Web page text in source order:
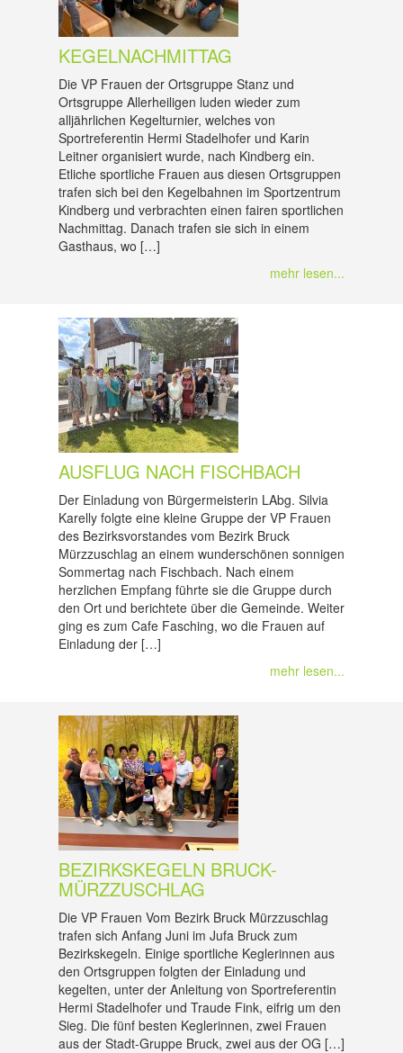
KEGELNACHMITTAG
Die VP Frauen der Ortsgruppe Stanz und
Ortsgruppe Allerheiligen luden wieder zum
alljährlichen Kegelturnier, welches von
Sportreferentin Hermi Stadelhofer und Karin
Leitner organisiert wurde, nach Kindberg ein.
Etliche sportliche Frauen aus diesen Ortsgruppen
trafen sich bei den Kegelbahnen im Sportzentrum
Kindberg und verbrachten einen fairen sportlichen
Nachmittag. Danach trafen sie sich in einem
Gasthaus, wo […]
mehr lesen...
AUSFLUG NACH FISCHBACH
Der Einladung von Bürgermeisterin LAbg. Silvia
Karelly folgte eine kleine Gruppe der VP Frauen
des Bezirksvorstandes vom Bezirk Bruck
Mürzzuschlag an einem wunderschönen sonnigen
Sommertag nach Fischbach. Nach einem
herzlichen Empfang führte sie die Gruppe durch
den Ort und berichtete über die Gemeinde. Weiter
ging es zum Cafe Fasching, wo die Frauen auf
Einladung der […]
mehr lesen...
BEZIRKSKEGELN BRUCK-
MÜRZZUSCHLAG
Die VP Frauen Vom Bezirk Bruck Mürzzuschlag
trafen sich Anfang Juni im Jufa Bruck zum
Bezirkskegeln. Einige sportliche Keglerinnen aus
den Ortsgruppen folgten der Einladung und
kegelten, unter der Anleitung von Sportreferentin
Hermi Stadelhofer und Traude Fink, eifrig um den
Sieg. Die fünf besten Keglerinnen, zwei Frauen
aus der Stadt-Gruppe Bruck, zwei aus der OG […]